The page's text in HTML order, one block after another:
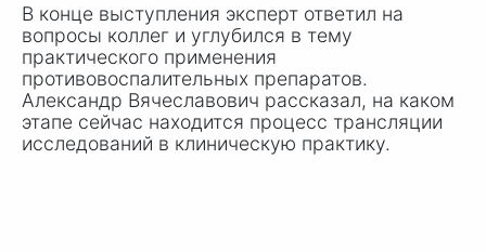
В конце выступления эксперт ответил на
вопросы коллег и углубился в тему
практического применения
противовоспалительных препаратов.
Александр Вячеславович рассказал, на каком
этапе сейчас находится процесс трансляции
исследований в клиническую практику.